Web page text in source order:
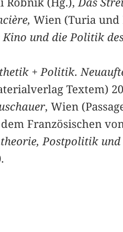
Wien (Turia und
Kino und die Politik
+ Politik.
Textem)
, Wien
dem Französischen
Postpolitik und